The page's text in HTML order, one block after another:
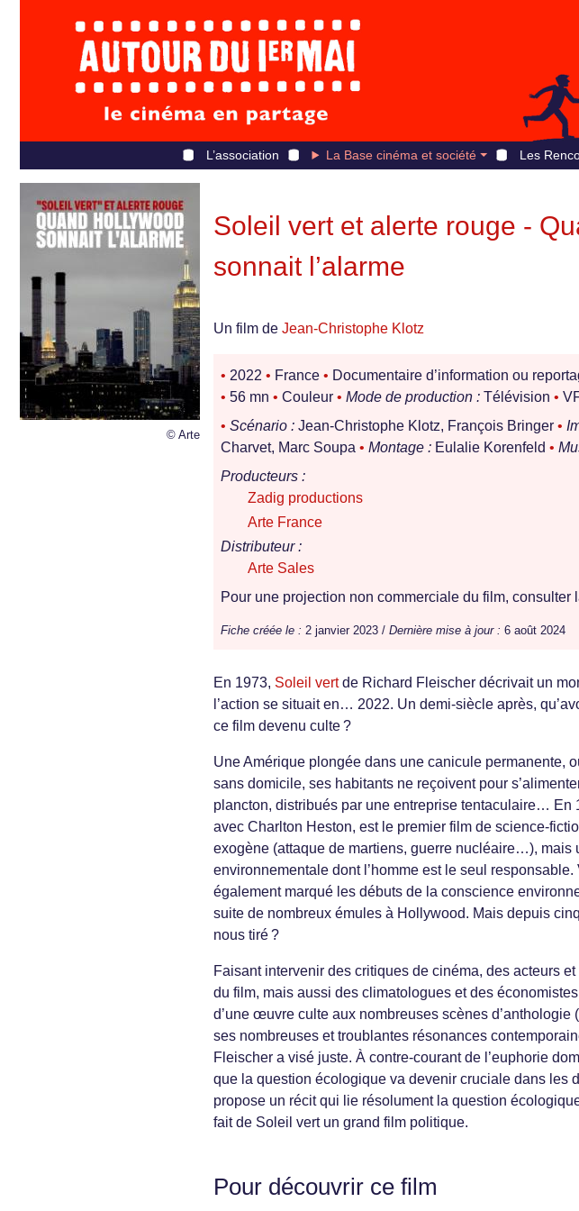
L’association La Base cinéma et société Les
© Arte
Soleil vert et alerte rouge -
sonnait l’alarme
Un film de Jean-Christophe Klotz
• 2022 • France • Documentaire d’information ou
• 56 mn • Couleur • Mode de production : Télévision •
• Scénario : Jean-Christophe Klotz, François Bringer •
Charvet, Marc Soupa • Montage : Eulalie Korenfeld •
Producteurs :
Zadig productions
Arte France
Distributeur :
Arte Sales
Pour une projection non commerciale du film, consulter
Fiche créée le : 2 janvier 2023 / Dernière mise à jour : 6 août 2024
En 1973, Soleil vertde Richard Fleischer décrivait un
l’action se situait en… 2022. Un demi-siècle après,
ce film devenu culte ?
Une Amérique plongée dans une canicule permanente,
sans domicile, ses habitants ne reçoivent pour
plancton, distribués par une entreprise tentaculaire… En
avec Charlton Heston, est le premier film de science-
exogène (attaque de martiens, guerre nucléaire…), mais
environnementale dont l’homme est le seul
également marqué les débuts de la conscience
suite de nombreux émules à Hollywood. Mais depuis
nous tiré ?
Faisant intervenir des critiques de cinéma, des acteurs
du film, mais aussi des climatologues et des
d’une œuvre culte aux nombreuses scènes d’anthologie
ses nombreuses et troublantes résonances
Fleischer a visé juste. À contre-courant de l’euphorie
que la question écologique va devenir cruciale dans les
propose un récit qui lie résolument la question
fait de Soleil vert un grand film politique.
Pour découvrir ce film